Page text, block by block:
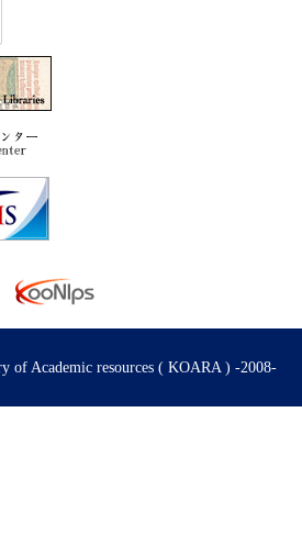
of Academic resources ( KOARA ) -2008-